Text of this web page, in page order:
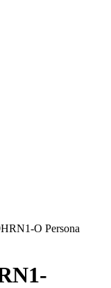
O Persona